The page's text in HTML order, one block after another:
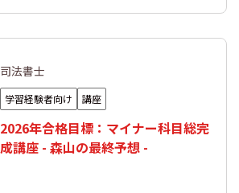
司法書士
学習経験者向け 講座
2026年合格目標：マイナー科目総完
成講座 - 森山の最終予想 -